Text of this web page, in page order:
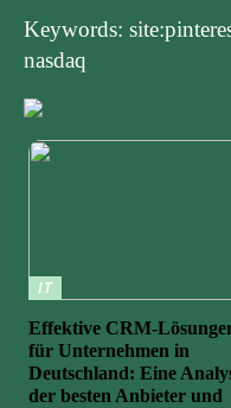
Keywords:
nasdaq
IT
Effektive CRM-
für Unternehmen in
Deutschland: Eine
der besten Anbieter und